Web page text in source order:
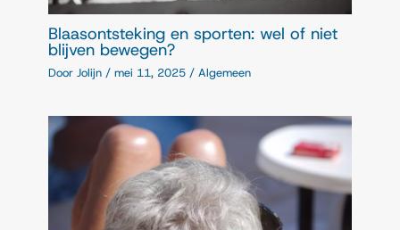
Blaasontsteking en sporten: wel of niet
blijven bewegen?
Door Jolijn /mei 11, 2025 /Algemeen